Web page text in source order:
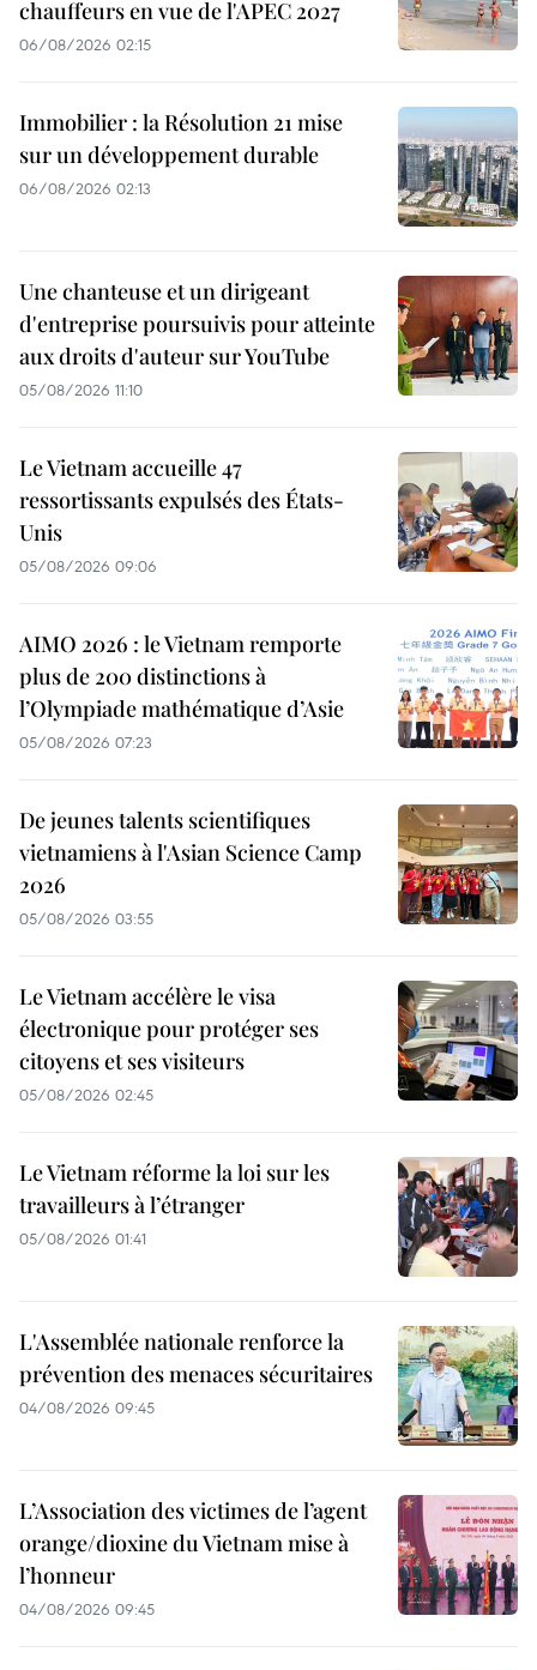
chauffeurs en vue de l'APEC 2027
06/08/2026 02:15
Immobilier : la Résolution 21 mise
sur un développement durable
06/08/2026 02:13
Une chanteuse et un dirigeant
d'entreprise poursuivis pour atteinte
aux droits d'auteur sur YouTube
05/08/2026 11:10
Le Vietnam accueille 47
ressortissants expulsés des États-
Unis
05/08/2026 09:06
AIMO 2026 : le Vietnam remporte
plus de 200 distinctions à
l’Olympiade mathématique d’Asie
05/08/2026 07:23
De jeunes talents scientifiques
vietnamiens à l'Asian Science Camp
2026
05/08/2026 03:55
Le Vietnam accélère le visa
électronique pour protéger ses
citoyens et ses visiteurs
05/08/2026 02:45
Le Vietnam réforme la loi sur les
travailleurs à l’étranger
05/08/2026 01:41
L'Assemblée nationale renforce la
prévention des menaces sécuritaires
04/08/2026 09:45
L’Association des victimes de l’agent
orange/dioxine du Vietnam mise à
l’honneur
04/08/2026 09:45